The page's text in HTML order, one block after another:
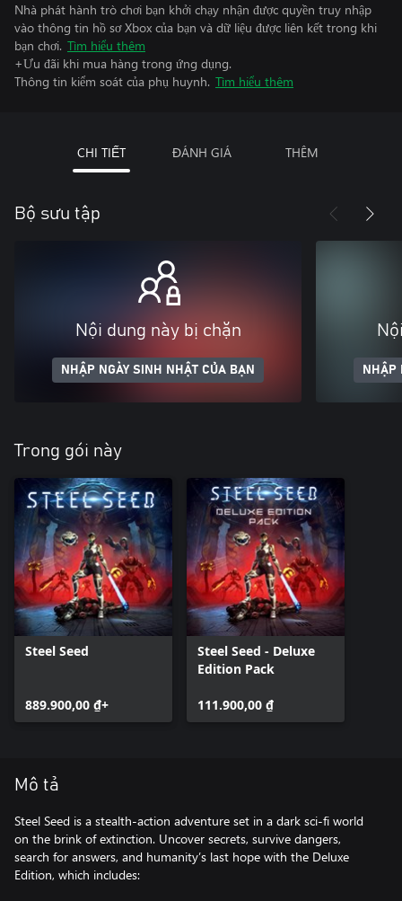
Nhà phát hành trò chơi bạn khởi chạy nhận được quyền truy nhập
vào thông tin hồ sơ Xbox của bạn và dữ liệu được liên kết trong khi
bạn chơi. Tìm hiểu thêm
+Ưu đãi khi mua hàng trong ứng dụng.
Thông tin kiểm soát của phụ huynh. Tìm hiểu thêm
CHI TIẾT ĐÁNH GIÁ THÊM
Bộ sưu tập
Nội dung này bị chặn
NHẬP NGÀY SINH NHẬT CỦA BẠN NHẬP
Trong gói này
Steel Seed
889.900,00 ₫+
Steel Seed - Deluxe
Edition Pack
111.900,00 ₫
Mô tả
Steel Seed is a stealth-action adventure set in a dark sci-fi world
on the brink of extinction. Uncover secrets, survive dangers,
search for answers, and humanity’s last hope with the Deluxe
Edition, which includes: